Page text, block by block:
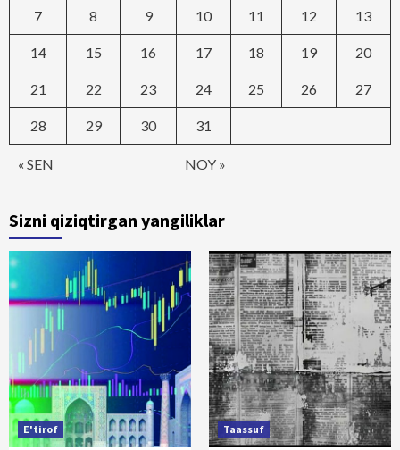
« SEN NOY »
7 8 9 10 11 12 13
14 15 16 17 18 19 20
21 22 23 24 25 26 27
28 29 30 31
Sizni qiziqtirgan yangiliklar
E'tirof Taassuf